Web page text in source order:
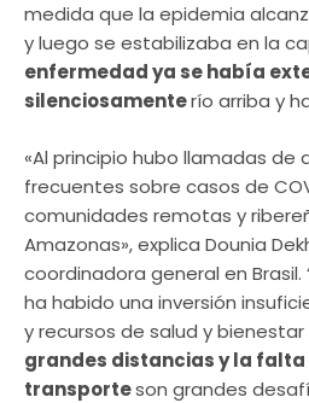
medida que la epidemia
y luego se estabilizaba en la
enfermedad ya se había
silenciosamenterío arriba y
«Al principio hubo llamadas de
frecuentes sobre casos de
comunidades remotas y
Amazonas», explica Dounia
coordinadora general en
ha habido una inversión
y recursos de salud y
grandes distancias y la falta
transporteson grandes